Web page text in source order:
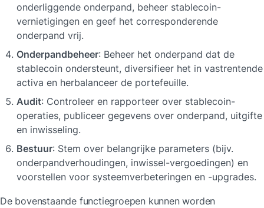
onderliggende onderpand, beheer stablecoin-
vernietigingen en geef het corresponderende
onderpand vrij.
Onderpandbeheer: Beheer het onderpand dat de
stablecoin ondersteunt, diversifieer het in vastrentende
activa en herbalanceer de portefeuille.
Audit: Controleer en rapporteer over stablecoin-
operaties, publiceer gegevens over onderpand, uitgifte
en inwisseling.
Bestuur: Stem over belangrijke parameters (bijv.
onderpandverhoudingen, inwissel-vergoedingen) en
voorstellen voor systeemverbeteringen en -upgrades.
De bovenstaande functiegroepen kunnen worden